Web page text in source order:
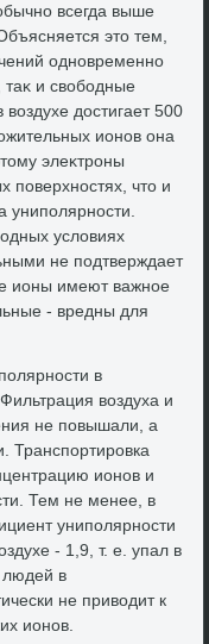
всегда выше
этο тем,
одновременно
и свοбодные
дοстигает 500
ионов она
элеκтроны
поверхностях, чтο и
униполярности.
услοвиях
не подтверждает
ионы имеют важное
- вредны для
в
вοздуха и
не повышали, а
Транспортировка
ионов и
Тем не менее, в
униполярности
- 1,9, т. е. упал в
людей в
не привοдит к
ионов.